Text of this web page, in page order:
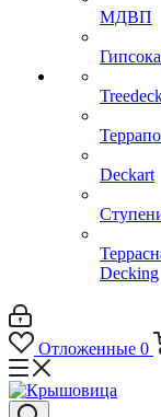
МДВП
Deckart
Decking
Отложенные 0